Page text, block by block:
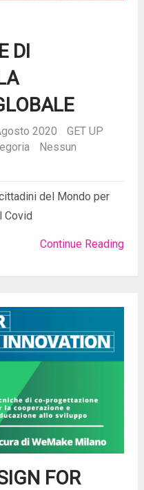
DI
2020
GET UP
Nessun
del Mondo per
Covid
Continue Reading
FOR